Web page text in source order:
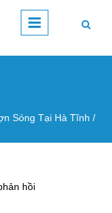
Sóng Tại Hà Tĩnh /
hồi